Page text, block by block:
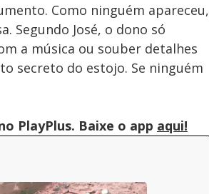
Como ninguém apareceu,
Segundo José, o dono só
a música ou souber detalhes
secreto do estojo. Se ninguém
PlayPlus. Baixe o app aqui!